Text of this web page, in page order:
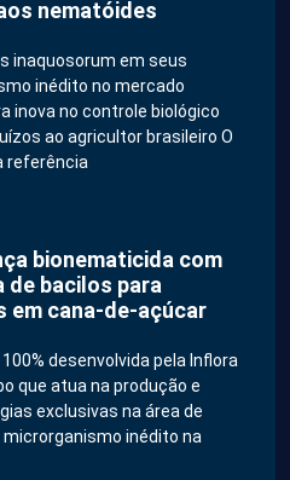
nematóides
inaquosorum em seus
inédito no mercado
inova no controle biológico
ao agricultor brasileiro O
referência
bionematicida com
de bacilos para
em cana-de-açúcar
desenvolvida pela Inflora
que atua na produção e
exclusivas na área de
inédito na